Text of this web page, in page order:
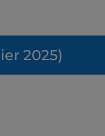
2025)